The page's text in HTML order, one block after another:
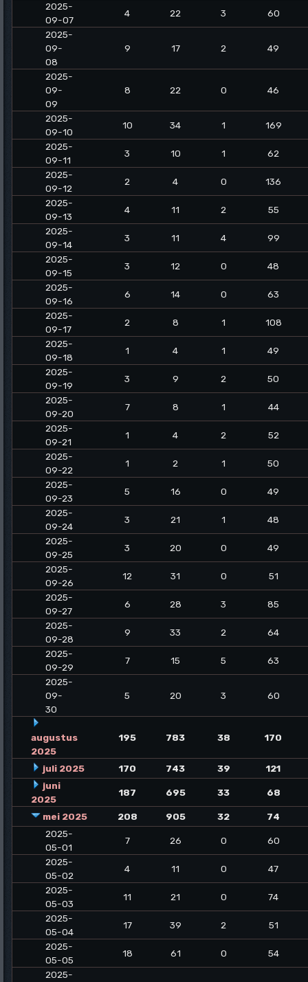
2025-
09-07
4 22 3
60
2025-
09-
08
9 17 2 49
2025-
09-
09
8 22 0 46
2025-
09-10
10 34 1
169
2025-
09-11
3 10 1
62
2025-
09-12
2 4 0
136
2025-
09-13
4 11 2
55
2025-
09-14
3 11 4
99
2025-
09-15
3 12 0
48
2025-
09-16
6 14 0
63
2025-
09-17
2 8 1
108
2025-
09-18
1 4 1
49
2025-
09-19
3 9 2
50
2025-
09-20
7 8 1
44
2025-
09-21
1 4 2
52
2025-
09-22
1 2 1
50
2025-
09-23
5 16 0
49
2025-
09-24
3 21 1
48
2025-
09-25
3 20 0
49
2025-
09-26
12 31 0
51
2025-
09-27
6 28 3
85
2025-
09-28
9 33 2
64
2025-
09-29
7 15 5
63
2025-
09-
30
5 20 3 60
augustus
2025
195 783 38 170
juli 2025 170 743 39
121
juni
2025
187 695 33 68
mei 2025 208 905 32
74
2025-
05-01
7 26 0
60
2025-
05-02
4 11 0
47
2025-
05-03
11 21 0
74
2025-
05-04
17 39 2
51
2025-
05-05
18 61 0
54
2025-